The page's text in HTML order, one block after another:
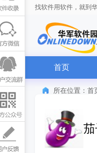
找软件用软件，就到
首页
所在位置： 首